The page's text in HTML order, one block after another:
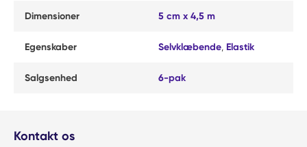
Dimensioner 5 cm x 4,5 m
Egenskaber Selvklæbende Elastik
Salgsenhed 6-pak
Kontakt os